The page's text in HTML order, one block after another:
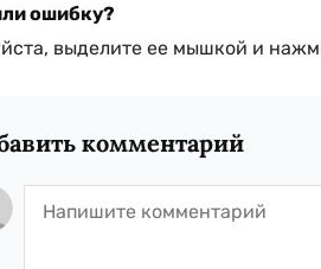
ошибку?
выделите ее мышкой и
комментарий